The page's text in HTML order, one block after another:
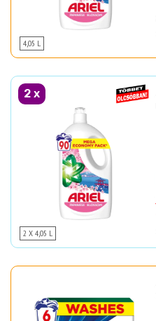
4,05 L
2 x
2 X 4,05 L